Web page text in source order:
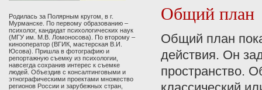
Родилась за Полярным кругом, в г.
Мурманске. По первому образованию –
психолог, кандидат психологических наук
(МГУ им. М.В. Ломоносова). По второму –
кинооператор (ВГИК, мастерская В.И.
Юсова). Пришла в фотографию и
репортажную съемку из психологии,
навсегда сохранив интерес к съемке
людей. Объездив с консалтинговыми и
этнографическими проектами множество
регионов России и зарубежных стран,
Общий план
Общий план
действия. Он
пространство.